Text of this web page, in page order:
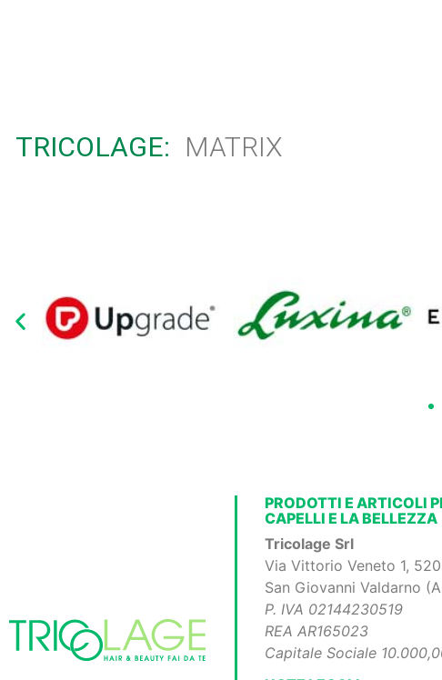
TRICOLAGE: MATRIX
PRODOTTI E ARTICOLI
CAPELLI E LA BELLEZZA
Tricolage Srl
Via Vittorio Veneto 1,
San Giovanni Valdarno
P. IVA 02144230519
REA AR165023
Capitale Sociale